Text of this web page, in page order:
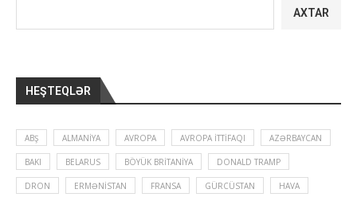
AXTAR
HEŞTEQLƏR
ABŞ ALMANIYA AVROPA AVROPA İTTIFAQI AZƏRBAYCAN
BAKI BELARUS BÖYÜK BRITANIYA DONALD TRAMP
DRON ERMƏNISTAN FRANSA GÜRCÜSTAN HAVA